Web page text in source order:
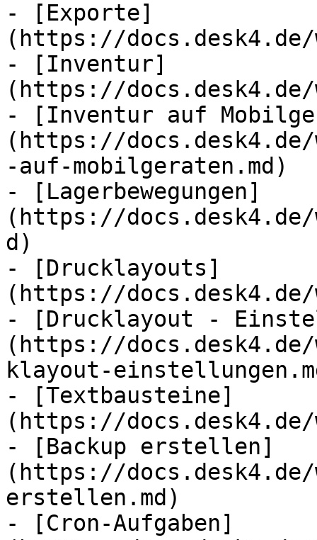
- [Exporte]
(https://docs.desk4.de/
- [Inventur]
(https://docs.desk4.de/
- [Inventur auf
(https://
-auf-mobilgeraten.md)
- [Lagerbewegungen]
(https://docs.desk4.de/
d)
- [Drucklayouts]
(https://docs.desk4.de/
- [Drucklayout -
(https://docs.desk4.de/
klayout-
- [Textbausteine]
(https://docs.desk4.de/
- [Backup erstellen]
(https://docs.desk4.de/
erstellen.md)
- [Cron-Aufgaben]